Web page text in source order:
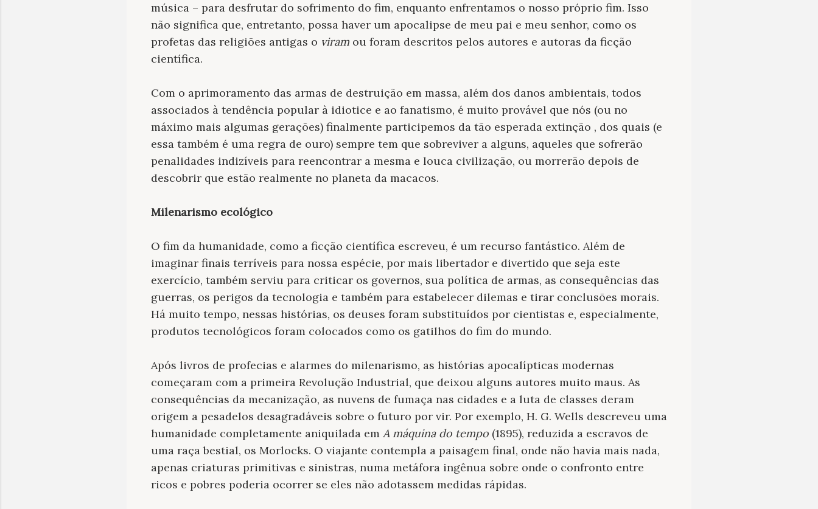
música – para desfrutar do sofrimento do fim, enquanto enfrentamos o nosso próprio fim. Isso
não significa que, entretanto, possa haver um apocalipse de meu pai e meu senhor, como os
profetas das religiões antigas o viram ou foram descritos pelos autores e autoras da ficção
científica.
Com o aprimoramento das armas de destruição em massa, além dos danos ambientais, todos
associados à tendência popular à idiotice e ao fanatismo, é muito provável que nós (ou no
máximo mais algumas gerações) finalmente participemos da tão esperada extinção , dos quais (e
essa também é uma regra de ouro) sempre tem que sobreviver a alguns, aqueles que sofrerão
penalidades indizíveis para reencontrar a mesma e louca civilização, ou morrerão depois de
descobrir que estão realmente no planeta da macacos.
Milenarismo ecológico
O fim da humanidade, como a ficção científica escreveu, é um recurso fantástico. Além de
imaginar finais terríveis para nossa espécie, por mais libertador e divertido que seja este
exercício, também serviu para criticar os governos, sua política de armas, as consequências das
guerras, os perigos da tecnologia e também para estabelecer dilemas e tirar conclusões morais.
Há muito tempo, nessas histórias, os deuses foram substituídos por cientistas e, especialmente,
produtos tecnológicos foram colocados como os gatilhos do fim do mundo.
Após livros de profecias e alarmes do milenarismo, as histórias apocalípticas modernas
começaram com a primeira Revolução Industrial, que deixou alguns autores muito maus. As
consequências da mecanização, as nuvens de fumaça nas cidades e a luta de classes deram
origem a pesadelos desagradáveis ​​sobre o futuro por vir. Por exemplo, H. G. Wells descreveu uma
humanidade completamente aniquilada em A máquina do tempo (1895), reduzida a escravos de
uma raça bestial, os Morlocks. O viajante contempla a paisagem final, onde não havia mais nada,
apenas criaturas primitivas e sinistras, numa metáfora ingênua sobre onde o confronto entre
ricos e pobres poderia ocorrer se eles não adotassem medidas rápidas.